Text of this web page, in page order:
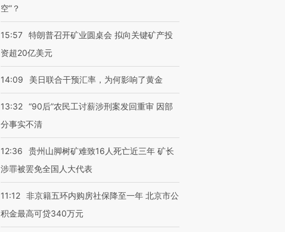
空”？
15:57 特朗普召开矿业圆桌会 拟向关键矿产投
资超20亿美元
14:09 美日联合干预汇率，为何影响了黄金
13:32 “90后”农民工讨薪涉刑案发回重审 因部
分事实不清
12:36
贵州山脚树矿难致16人死亡近三年 矿长
涉罪被罢免全国人大代表
11:12 非京籍五环内购房社保降至一年 北京市公
积金最高可贷340万元